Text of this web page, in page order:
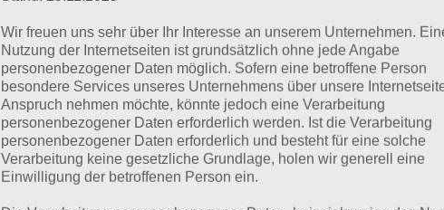
Nachfolgend die Lösung für das tägliche Rätsel zu Russland
Wort vom 3.7.2018. Wenn du dort aktuell feststeckst, hier
PROGRAMM
Zur Übersicht der4 Bilder 1 Wort Lösungen zu Russland im
Wir freuen uns sehr über Ihr Interesse an unserem Unternehmen.
Nutzung der Internetseiten ist grundsätzlich ohne jede Angabe
personenbezogener Daten möglich. Sofern eine betroffene Person
besondere Services unseres Unternehmens über unsere
Anspruch nehmen möchte, könnte jedoch eine Verarbeitung
personenbezogener Daten erforderlich werden. Ist die Verarbeitung
personenbezogener Daten erforderlich und besteht für eine solche
Verarbeitung keine gesetzliche Grundlage, holen wir generell eine
Einwilligung der betroffenen Person ein.